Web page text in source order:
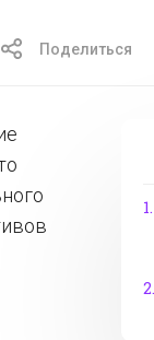
Поделиться
1.
2.